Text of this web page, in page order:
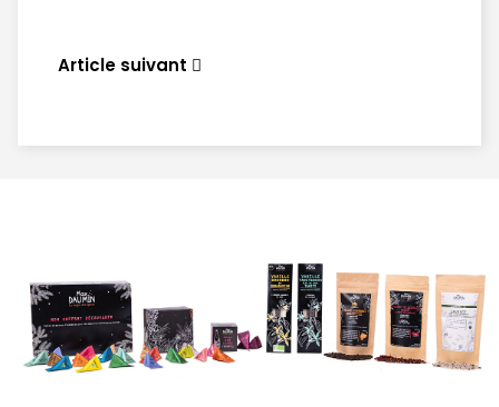
Article suivant